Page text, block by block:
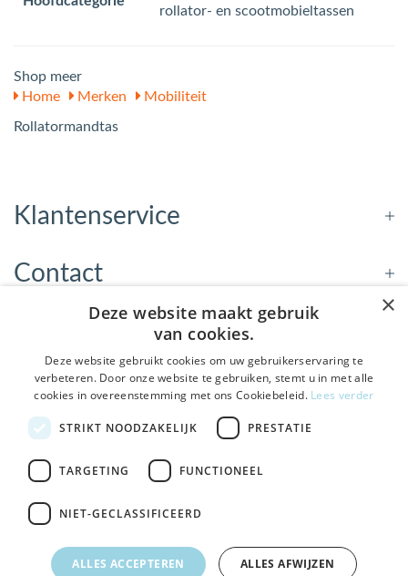
rollator- en scootmobieltassen
Shop meer
Home
Merken Mobiliteit
Rollatormandtas
Klantenservice
Contact
Openingstijden
Nieuwsbrief
Bezoek de winkel in Sneek, Bolswarderbaan 3C
Gratis verzendingvanaf € 75
De Welzijnwinkel in je
inbox
Geen spam, geen verkooppraatjes — gewoon fijne
updates over hulpmiddelen die echt iets toevoegen.
Ja leuk! Schrijf me in
×
Deze website maakt gebruik
van cookies.
Deze website gebruikt cookies om uw gebruikerservaring te
verbeteren. Door onze website te gebruiken, stemt u in met alle
cookies in overeenstemming met ons Cookiebeleid. Lees verder
STRIKT NOODZAKELIJK PRESTATIE
TARGETING FUNCTIONEEL
NIET-GECLASSIFICEERD
ALLES ACCEPTEREN ALLES AFWIJZEN